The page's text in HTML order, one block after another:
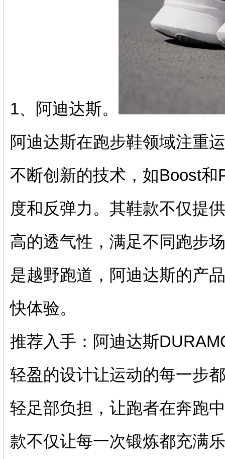
1、阿迪达斯。
阿迪达斯在跑步鞋领域注重
不断创新的技术，如Boost
度和反弹力。其鞋款不仅提
高的透气性，满足不同跑步
是越野跑道，阿迪达斯的产
快体验。
推荐入手：阿迪达斯
轻盈的设计让运动的每一步
轻足部负担，让跑者在奔跑
款不仅让每一次锻炼都充满